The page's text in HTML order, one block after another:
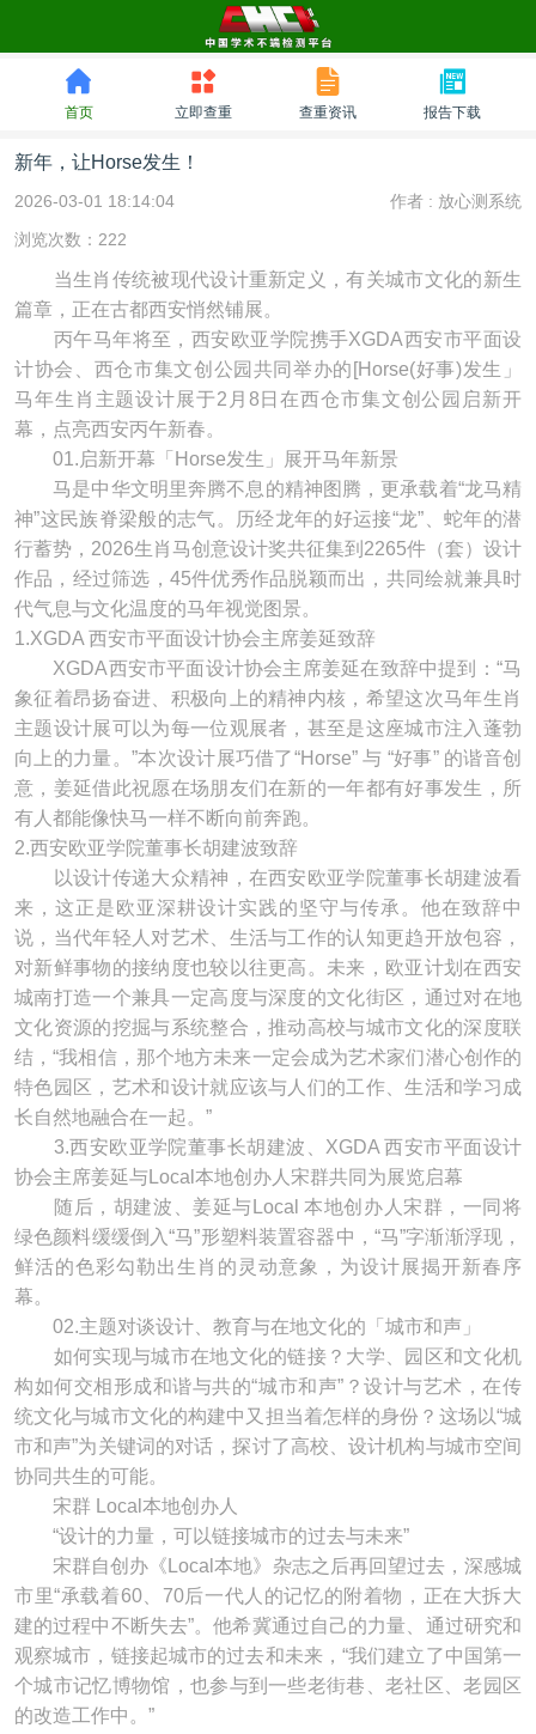
首页 立即查重 查重资讯 报告下载
新年，让Horse发生！
2026-03-01 18:14:04 作者 : 放心测系统
浏览次数：222
当生肖传统被现代设计重新定义，有关城市文化的新生
篇章，正在古都西安悄然铺展。
丙午马年将至，西安欧亚学院携手XGDA西安市平面设
计协会、西仓市集文创公园共同举办的[Horse(好事)发生」
马年生肖主题设计展于2月8日在西仓市集文创公园启新开
幕，点亮西安丙午新春。
01.启新开幕「Horse发生」展开马年新景
马是中华文明里奔腾不息的精神图腾，更承载着“龙马精
神”这民族脊梁般的志气。历经龙年的好运接“龙”、蛇年的潜
行蓄势，2026生肖马创意设计奖共征集到2265件（套）设计
作品，经过筛选，45件优秀作品脱颖而出，共同绘就兼具时
代气息与文化温度的马年视觉图景。
1.XGDA 西安市平面设计协会主席姜延致辞
XGDA西安市平面设计协会主席姜延在致辞中提到：“马
象征着昂扬奋进、积极向上的精神内核，希望这次马年生肖
主题设计展可以为每一位观展者，甚至是这座城市注入蓬勃
向上的力量。”本次设计展巧借了“Horse” 与 “好事” 的谐音创
意，姜延借此祝愿在场朋友们在新的一年都有好事发生，所
有人都能像快马一样不断向前奔跑。
2.西安欧亚学院董事长胡建波致辞
以设计传递大众精神，在西安欧亚学院董事长胡建波看
来，这正是欧亚深耕设计实践的坚守与传承。他在致辞中
说，当代年轻人对艺术、生活与工作的认知更趋开放包容，
对新鲜事物的接纳度也较以往更高。未来，欧亚计划在西安
城南打造一个兼具一定高度与深度的文化街区，通过对在地
文化资源的挖掘与系统整合，推动高校与城市文化的深度联
结，“我相信，那个地方未来一定会成为艺术家们潜心创作的
特色园区，艺术和设计就应该与人们的工作、生活和学习成
长自然地融合在一起。”
3.西安欧亚学院董事长胡建波、XGDA 西安市平面设计
协会主席姜延与Local本地创办人宋群共同为展览启幕
随后，胡建波、姜延与Local 本地创办人宋群，一同将
绿色颜料缓缓倒入“马”形塑料装置容器中，“马”字渐渐浮现，
鲜活的色彩勾勒出生肖的灵动意象，为设计展揭开新春序
幕。
02.主题对谈设计、教育与在地文化的「城市和声」
如何实现与城市在地文化的链接？大学、园区和文化机
构如何交相形成和谐与共的“城市和声”？设计与艺术，在传
统文化与城市文化的构建中又担当着怎样的身份？这场以“城
市和声”为关键词的对话，探讨了高校、设计机构与城市空间
协同共生的可能。
宋群 Local本地创办人
“设计的力量，可以链接城市的过去与未来”
宋群自创办《Local本地》杂志之后再回望过去，深感城
市里“承载着60、70后一代人的记忆的附着物，正在大拆大
建的过程中不断失去”。他希冀通过自己的力量、通过研究和
观察城市，链接起城市的过去和未来，“我们建立了中国第一
个城市记忆博物馆，也参与到一些老街巷、老社区、老园区
的改造工作中。”